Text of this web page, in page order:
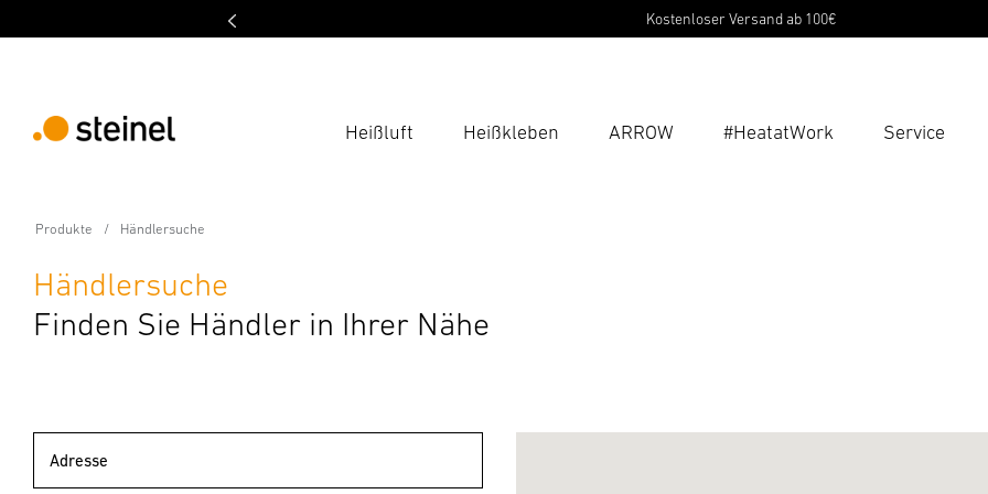
Kostenloser Versand ab 100€
Heißluft Heißkleben ARROW #HeatatWork Service
Produkte Händlersuche
Händlersuche
Finden Sie Händler in Ihrer Nähe
Adresse